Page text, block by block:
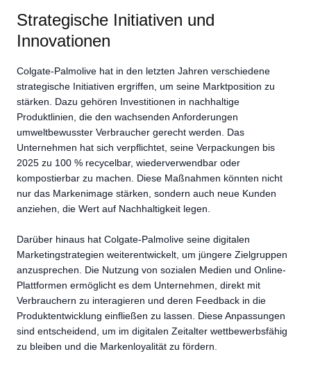
Strategische Initiativen und
Innovationen
Colgate-Palmolive hat in den letzten Jahren verschiedene
strategische Initiativen ergriffen, um seine Marktposition zu
stärken. Dazu gehören Investitionen in nachhaltige
Produktlinien, die den wachsenden Anforderungen
umweltbewusster Verbraucher gerecht werden. Das
Unternehmen hat sich verpflichtet, seine Verpackungen bis
2025 zu 100 % recycelbar, wiederverwendbar oder
kompostierbar zu machen. Diese Maßnahmen könnten nicht
nur das Markenimage stärken, sondern auch neue Kunden
anziehen, die Wert auf Nachhaltigkeit legen.
Darüber hinaus hat Colgate-Palmolive seine digitalen
Marketingstrategien weiterentwickelt, um jüngere Zielgruppen
anzusprechen. Die Nutzung von sozialen Medien und Online-
Plattformen ermöglicht es dem Unternehmen, direkt mit
Verbrauchern zu interagieren und deren Feedback in die
Produktentwicklung einfließen zu lassen. Diese Anpassungen
sind entscheidend, um im digitalen Zeitalter wettbewerbsfähig
zu bleiben und die Markenloyalität zu fördern.